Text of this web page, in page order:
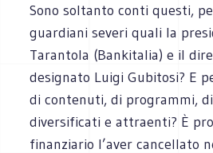
Sono soltanto conti questi,
guardiani severi quali la
Tarantola (Bankitalia) e il
designato Luigi Gubitosi? E
di contenuti, di programmi,
diversificati e attraenti? È
finanziario l’aver cancellato